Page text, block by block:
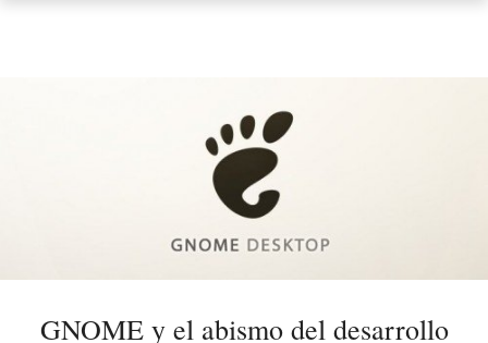
GNOME y el abismo del desarrollo